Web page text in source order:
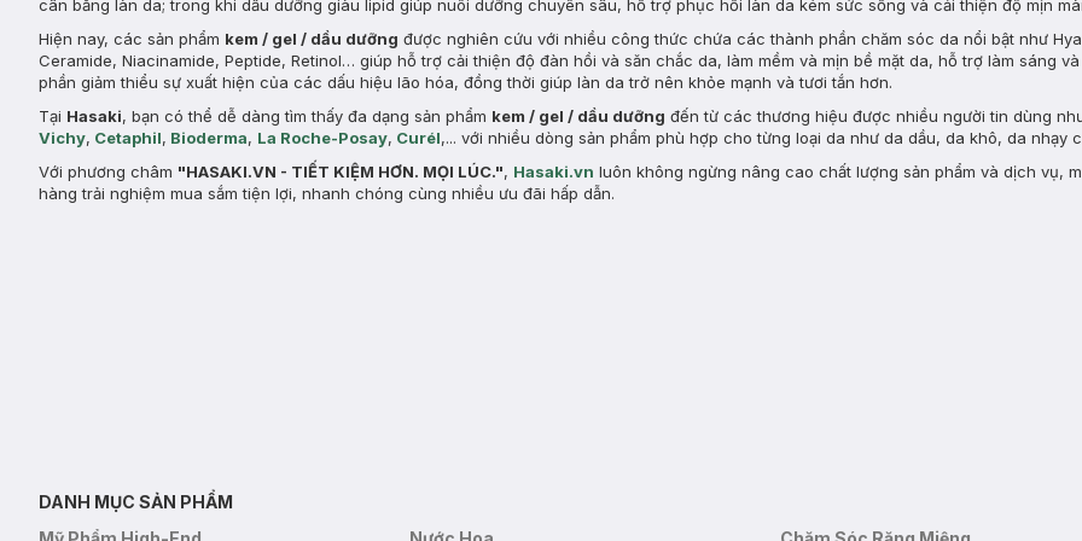
cân bằng làn da; trong khi dầu dưỡng giàu lipid giúp nuôi dưỡng chuyên sâu, hỗ trợ phục hồi làn da kém sức sống và cải thiện độ mịn
Hiện nay, các sản phẩm kem / gel / dầu dưỡng được nghiên cứu với nhiều công thức chứa các thành phần chăm sóc da nổi bật như
Ceramide, Niacinamide, Peptide, Retinol… giúp hỗ trợ cải thiện độ đàn hồi và săn chắc da, làm mềm và mịn bề mặt da, hỗ trợ làm sáng
phần giảm thiểu sự xuất hiện của các dấu hiệu lão hóa, đồng thời giúp làn da trở nên khỏe mạnh và tươi tắn hơn.
Tại Hasaki, bạn có thể dễ dàng tìm thấy đa dạng sản phẩm kem / gel / dầu dưỡng đến từ các thương hiệu được nhiều người tin dùng
Vichy, Cetaphil, Bioderma, La Roche-Posay, Curél,... với nhiều dòng sản phẩm phù hợp cho từng loại da như da dầu, da khô, da nhạy
Với phương châm "HASAKI.VN - TIẾT KIỆM HƠN. MỌI LÚC.", Hasaki.vn luôn không ngừng nâng cao chất lượng sản phẩm và dịch vụ,
hàng trải nghiệm mua sắm tiện lợi, nhanh chóng cùng nhiều ưu đãi hấp dẫn.
DANH MỤC SẢN PHẨM